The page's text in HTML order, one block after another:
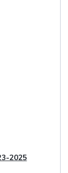
2025